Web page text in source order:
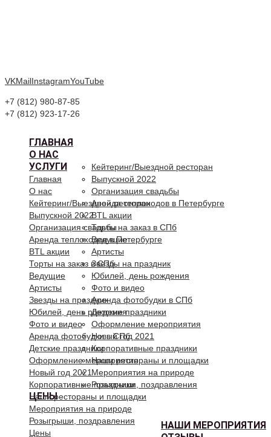
VKMailInstagramYouTube
+7 (812) 980-87-85
+7 (812) 923-17-26
ГЛАВНАЯ
О НАС
УСЛУГИ
Кейтеринг/Выездной ресторан
Выпускной 2022
Организация свадьбы
Аренда теплоходов в Петербурге
BTL акции
Торты на заказ в СПб
Ведущие
Артисты
Звезды на праздник
Юбилей, день рождения
Фото и видео
Аренда фотобудки в СПб
Детские праздники
Оформление мероприятия
Новый год 2021
Корпоративные праздники
Наши рестораны и площадки
Мероприятия на природе
Розыгрыши, поздравления
ЦЕНЫ
НАШИ МЕРОПРИЯТИЯ
Главная
О нас
Кейтеринг/Выездной ресторан
Выпускной 2022
Организация свадьбы
Аренда теплоходов в Петербурге
BTL акции
Торты на заказ в СПб
Ведущие
Артисты
Звезды на праздник
Юбилей, день рождения
Фото и видео
Аренда фотобудки в СПб
Детские праздники
Оформление мероприятия
Новый год 2021
Корпоративные праздники
Наши рестораны и площадки
Мероприятия на природе
Розыгрыши, поздравления
Цены